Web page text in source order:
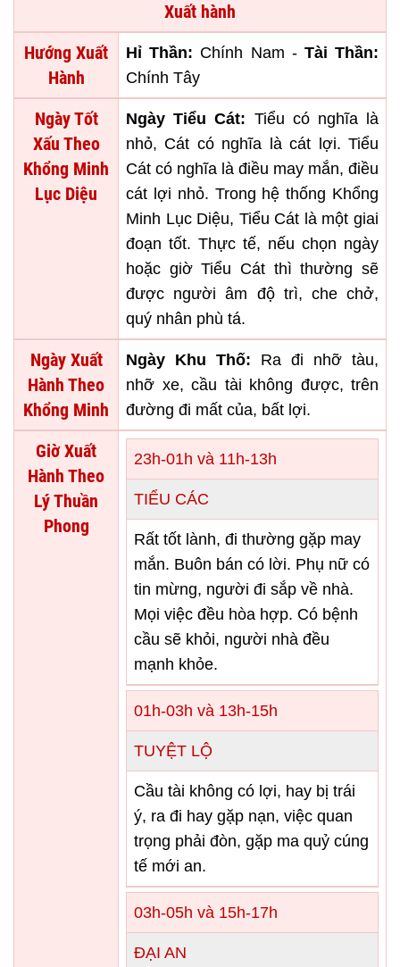
Xuất hành
Hướng Xuất
Hành
Hỉ Thần: Chính Nam - Tài Thần:
Chính Tây
Ngày Tốt
Xấu Theo
Khổng Minh
Lục Diệu
Ngày Tiểu Cát: Tiểu có nghĩa là
nhỏ, Cát có nghĩa là cát lợi. Tiểu
Cát có nghĩa là điều may mắn, điều
cát lợi nhỏ. Trong hệ thống Khổng
Minh Lục Diệu, Tiểu Cát là một giai
đoạn tốt. Thực tế, nếu chọn ngày
hoặc giờ Tiểu Cát thì thường sẽ
được người âm độ trì, che chở,
quý nhân phù tá.
Ngày Xuất
Hành Theo
Khổng Minh
Ngày Khu Thố: Ra đi nhỡ tàu,
nhỡ xe, cầu tài không được, trên
đường đi mất của, bất lợi.
Giờ Xuất
Hành Theo
Lý Thuần
Phong
23h-01h và 11h-13h
TIỂU CÁC
Rất tốt lành, đi thường gặp may
mắn. Buôn bán có lời. Phụ nữ có
tin mừng, người đi sắp về nhà.
Mọi việc đều hòa hợp. Có bệnh
cầu sẽ khỏi, người nhà đều
mạnh khỏe.
01h-03h và 13h-15h
TUYỆT LỘ
Cầu tài không có lợi, hay bị trái
ý, ra đi hay gặp nạn, việc quan
trọng phải đòn, gặp ma quỷ cúng
tế mới an.
03h-05h và 15h-17h
ĐẠI AN